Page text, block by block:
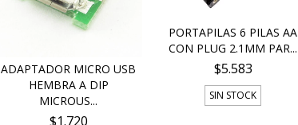
ADAPTADOR MICRO USB
HEMBRA A DIP
MICROUS...
$1.720
PORTAPILAS 6 PILAS AA
CON PLUG 2.1MM PAR...
$5.583
SIN STOCK